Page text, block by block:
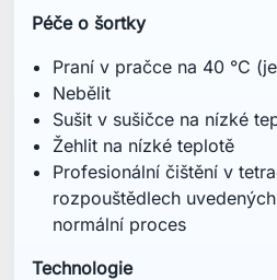
Péče o šortky
Praní v pračce na 40 °C
Nebělit
Sušit v sušičce na nízké
Žehlit na nízké teplotě
Profesionální čištění v
rozpouštědlech
normální proces
Technologie